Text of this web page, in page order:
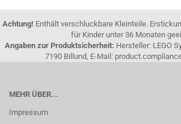
Achtung! Enthält verschluckbare Kleinteile.
für Kinder unter 36 Monaten
Angaben zur Produktsicherheit: Hersteller: LEGO
7190 Billund, E-Mail:
MEHR ÜBER...
Impressum